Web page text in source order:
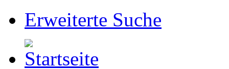
Erweiterte Suche